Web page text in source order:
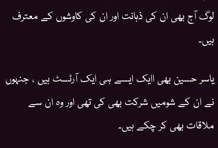
لوگ آج بھی ان کی ذہانت اور ان کی کاوشوں کے معترف
ہیں۔
یاسر حسین بھی اایک ایسے ہی ایک آرٹسٹ ہیں ، جنہوں
نے ان کے شومیں شرکت بھی کی تھی اور وہ ان سے
ملاقات بھی کر چکے ہیں۔